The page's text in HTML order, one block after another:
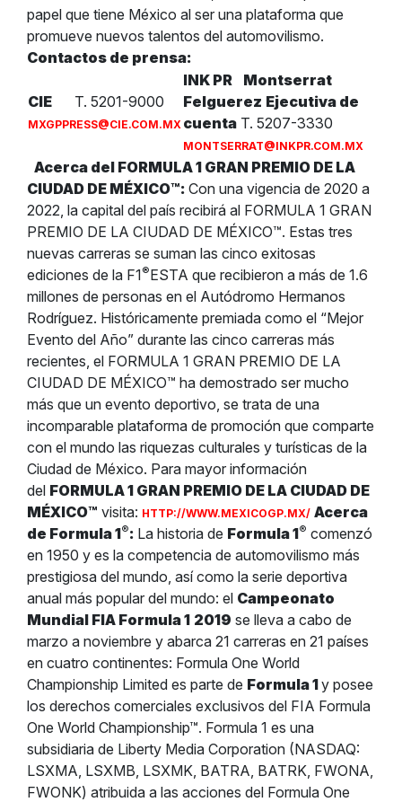
papel que tiene México al ser una plataforma que
promueve nuevos talentos del automovilismo.
Contactos de prensa:
CIE T. 5201-9000
MXGPPRESS@CIE.COM.MX
INK PR
Montserrat
Felguerez Ejecutiva de
cuenta T. 5207-3330
MONTSERRAT@INKPR.COM.MX
Acerca del FORMULA 1 GRAN PREMIO DE LA
CIUDAD DE MÉXICO™: Con una vigencia de 2020 a
2022, la capital del país recibirá al FORMULA 1 GRAN
PREMIO DE LA CIUDAD DE MÉXICO™. Estas tres
nuevas carreras se suman las cinco exitosas
ediciones de la F1®ESTA que recibieron a más de 1.6
millones de personas en el Autódromo Hermanos
Rodríguez. Históricamente premiada como el “Mejor
Evento del Año” durante las cinco carreras más
recientes, el FORMULA 1 GRAN PREMIO DE LA
CIUDAD DE MÉXICO™ ha demostrado ser mucho
más que un evento deportivo, se trata de una
incomparable plataforma de promoción que comparte
con el mundo las riquezas culturales y turísticas de la
Ciudad de México. Para mayor información
del FORMULA 1 GRAN PREMIO DE LA CIUDAD DE
MÉXICO™ visita: HTTP://WWW.MEXICOGP.MX/ Acerca
de Formula 1®: La historia de Formula 1® comenzó
en 1950 y es la competencia de automovilismo más
prestigiosa del mundo, así como la serie deportiva
anual más popular del mundo: el Campeonato
Mundial FIA Formula 1 2019 se lleva a cabo de
marzo a noviembre y abarca 21 carreras en 21 países
en cuatro continentes: Formula One World
Championship Limited es parte de Formula 1y posee
los derechos comerciales exclusivos del FIA Formula
One World Championship™. Formula 1 es una
subsidiaria de Liberty Media Corporation (NASDAQ:
LSXMA, LSXMB, LSXMK, BATRA, BATRK, FWONA,
FWONK) atribuida a las acciones del Formula One